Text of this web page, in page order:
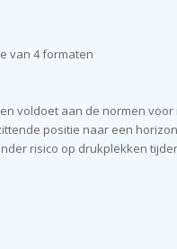
van 4 formaten
voldoet aan de normen
positie naar een
risico op drukplekken